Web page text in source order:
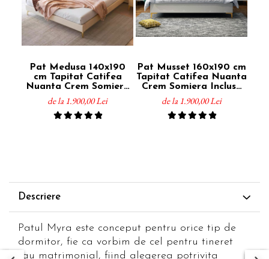
Pat Medusa 140x190
cm Tapitat Catifea
Nuanta Crem Somiera
Inclusa (cod 9925)
de la 1.900,00 Lei
Pat Musset 160x190 cm
Tapitat Catifea Nuanta
Crem Somiera Inclusa
(cod 6607)
de la 1.900,00 Lei
Descriere
Patul Myra este conceput pentru orice tip de
dormitor, fie ca vorbim de cel pentru tineret
sau matrimonial, fiind alegerea potrivita